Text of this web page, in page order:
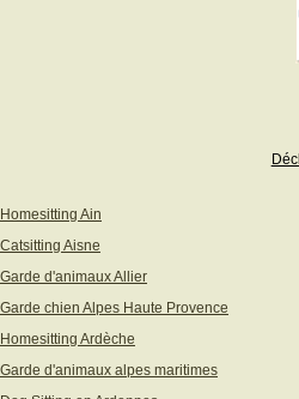
Homesitting Ain
Catsitting Aisne
Garde d'animaux Allier
Garde chien Alpes Haute Provence
Homesitting Ardèche
Garde d'animaux alpes maritimes